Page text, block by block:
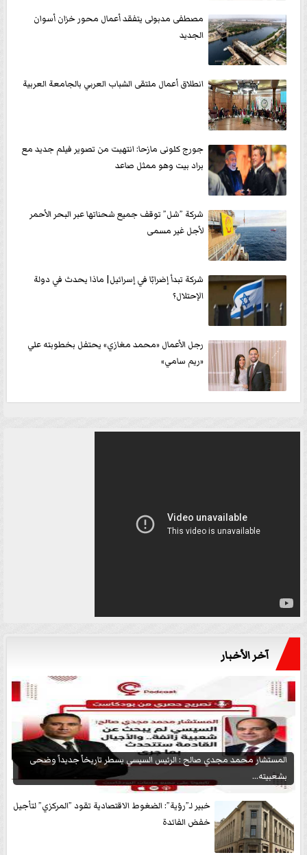
مصطفى مدبولى يتفقد أعمال محور خزان أسوان
الجديد
انطلاق أعمال ملتقى الشباب العربي بالجامعة العربية
جورج كلونى مازحا: انتهيت من تصوير فيلم جديد مع
براد بيت وهو ممثل صاعد
شركة ”شل” توقف جميع شحناتها عبر البحر الأحمر
لأجل غير مسمى
شركة تبدأ إضرابًا في إسرائيل| ماذا يحدث في دولة
الإحتلال؟
رجل الأعمال «محمد مغازي» يحتفل بخطوبته علي
«ريم سامي»
آخر الأخبار
المستشار محمد مجدي صالح : الرئيس السيسي يسطر تاريخاً جديداً وضحى
بشعبيته...
خبير لـ”رؤية”: الضغوط الاقتصادية تقود ”المركزي” لتأجيل
خفض الفائدة